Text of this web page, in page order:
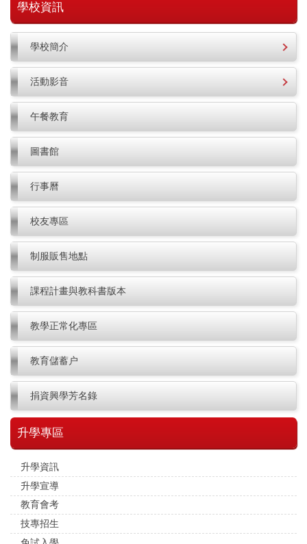
智慧校園
學校資訊
學校簡介
活動影音
午餐教育
圖書館
行事曆
校友專區
制服販售地點
課程計畫與教科書版本
教學正常化專區
教育儲蓄户
捐資興學芳名錄
升學專區
升學資訊
升學宣導
教育會考
技專招生